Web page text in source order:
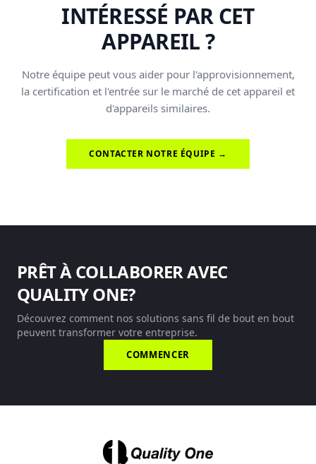
INTÉRESSÉ PAR CET
APPAREIL ?
Notre équipe peut vous aider pour l'approvisionnement,
la certification et l'entrée sur le marché de cet appareil et
d'appareils similaires.
CONTACTER NOTRE ÉQUIPE →
PRÊT À COLLABORER AVEC
QUALITY ONE?
Découvrez comment nos solutions sans fil de bout en bout
peuvent transformer votre entreprise.
COMMENCER